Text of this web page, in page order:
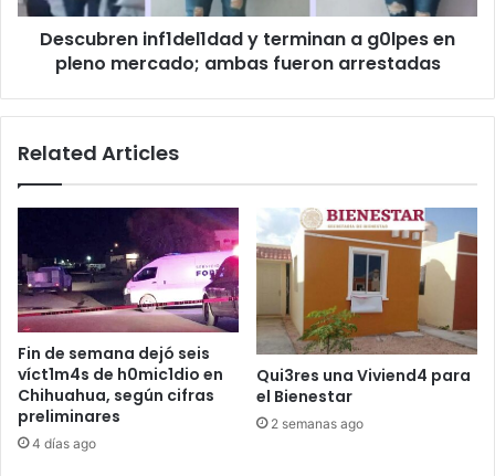
mercado;
ambas
fueron
Descubren inf1del1dad y terminan a g0lpes en
pleno mercado; ambas fueron arrestadas
Related Articles
Fin de semana dejó seis
víct1m4s de h0mic1dio en
Chihuahua, según cifras
preliminares
4 días ago
Qui3res una Viviend4 para
el Bienestar
2 semanas ago